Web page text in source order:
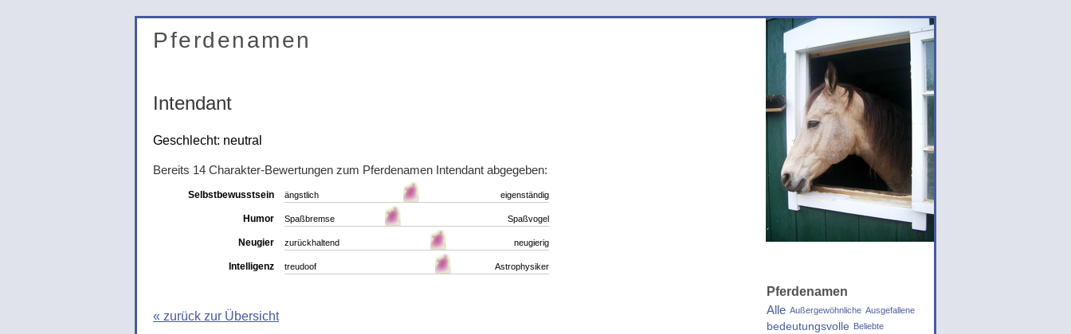
Pferdenamen
Intendant
Geschlecht: neutral
Bereits 14 Charakter-Bewertungen zum Pferdenamen Intendant abgegeben:
Selbstbewusstsein ängstlich eigenständig
Humor Spaßbremse Spaßvogel
Neugier zurückhaltend neugierig
Intelligenz treudoof Astrophysiker
« zurück zur Übersicht
Pferdenamen
Alle Außergewöhnliche Ausgefallene
bedeutungsvolle Beliebte